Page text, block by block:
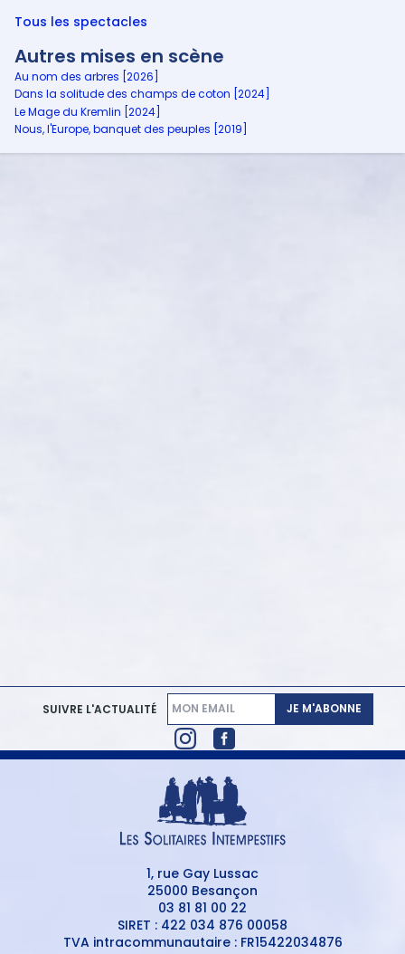
Tous les spectacles
Autres mises en scène
Au nom des arbres [2026]
Dans la solitude des champs de coton [2024]
Le Mage du Kremlin [2024]
Nous, l'Europe, banquet des peuples [2019]
SUIVRE L'ACTUALITÉ JE M'ABONNE
1, rue Gay Lussac
25000 Besançon
03 81 81 00 22
SIRET : 422 034 876 00058
TVA intracommunautaire : FR15422034876